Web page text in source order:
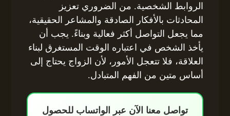
الروابط الشخصية. من الضروري تعزيز
المحادثات بالأفكار الصادقة والمشاعر الحقيقية،
مما يجعل التواصل أكثر فعالية وبناءً. يجب أن
يأخذ الشخص في اعتباره الوقت المستغرق لبناء
العلاقة، فلا تتعجل الأمور، لأن الزواج يحتاج إلى
أساس متين من الفهم المتبادل.
تواصل معنا الآن عبر الواتساب للحصول